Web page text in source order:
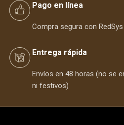
Pago en línea
Compra segura con RedSys
Entrega rápida
Envíos en 48 horas (no se
ni festivos)